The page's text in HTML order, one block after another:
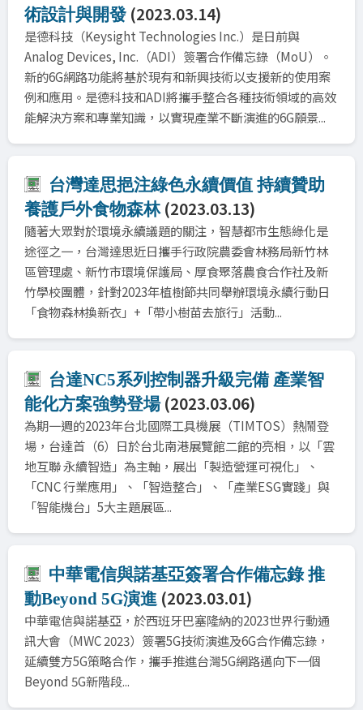
術設計與開發 (2023.03.14)
是德科技（Keysight Technologies Inc.）是日前與
Analog Devices, Inc.（ADI）簽署合作備忘錄（MoU）。
新的6G網路功能將基於現有和新興技術以支援新的使用案
例和應用。是德科技和ADI將攜手整合各種技術領域的高效
能解決方案和專業知識，以實現產業不斷演進的6G願景...
台灣達思挹注綠色永續價值 持續贊助
養護戶外食物森林(2023.03.13)
隨著大眾對於環境永續議題的關注，智慧都市生態綠化是
途徑之一，台灣達思近日攜手行政院農委會林務局新竹林
區管理處、新竹市環境保護局、厚食聚落農食合作社及新
竹學校團體，針對2023年植樹節共同舉辦環境永續行動日
「食物森林換新衣」+「帶小樹苗去旅行」活動...
台達NC5系列控制器升級完備 產業智
能化方案強勢登場(2023.03.06)
為期一週的2023年台北國際工具機展（TIMTOS）熱鬧登
場，台達首（6）日於台北南港展覽館二館的亮相，以「雲
地互聯 永續智造」為主軸，展出「製造營運可視化」、
「CNC 行業應用」、「智造整合」、「產業ESG實踐」與
「智能機台」5大主題展區...
中華電信與諾基亞簽署合作備忘錄 推
動Beyond 5G演進(2023.03.01)
中華電信與諾基亞，於西班牙巴塞隆納的2023世界行動通
訊大會（MWC 2023）簽署5G技術演進及6G合作備忘錄，
延續雙方5G策略合作，攜手推進台灣5G網路邁向下一個
Beyond 5G新階段...